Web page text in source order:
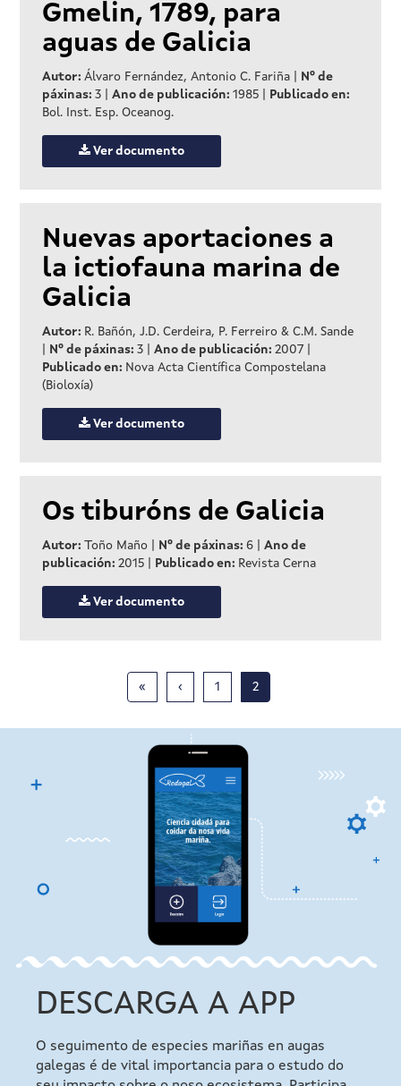
Gmelin, 1789, para
aguas de Galicia
Autor:Álvaro Fernández, Antonio C. Fariña
Nº de
páxinas:3 |Ano de publicación:1985
Publicado en:
Bol. Inst. Esp. Oceanog.
Ver documento
Nuevas aportaciones a
la ictiofauna marina de
Galicia
Autor: R. Bañón, J.D. Cerdeira, P. Ferreiro & C.M. Sande
Nº de páxinas:3 |Ano de publicación:2007
Publicado en: Nova Acta Científica Compostelana
(Bioloxía)
Ver documento
Os tiburóns de Galicia
Autor: Toño Maño Nº de páxinas:6 |Ano de
publicación:2015 Publicado en: Revista Cerna
Ver documento
First
page
«
Páxina
anterior
‹ Page
1
Páxina
actual
2
DESCARGA A APP
O seguimento de especies mariñas en augas
galegas é de vital importancia para o estudo do